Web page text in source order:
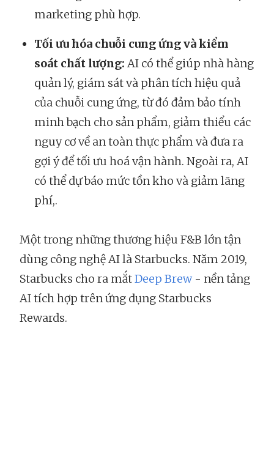
marketing phù hợp.
Tối ưu hóa chuỗi cung ứng và kiểm
soát chất lượng: AI có thể giúp nhà hàng
quản lý, giám sát và phân tích hiệu quả
của chuỗi cung ứng, từ đó đảm bảo tính
minh bạch cho sản phẩm, giảm thiểu các
nguy cơ về an toàn thực phẩm và đưa ra
gợi ý để tối ưu hoá vận hành. Ngoài ra, AI
có thể dự báo mức tồn kho và giảm lãng
phí,.
Một trong những thương hiệu F&B lớn tận
dùng công nghệ AI là Starbucks. Năm 2019,
Starbucks cho ra mắtDeep Brew - nền tảng
AI tích hợp trên ứng dụng Starbucks
Rewards.